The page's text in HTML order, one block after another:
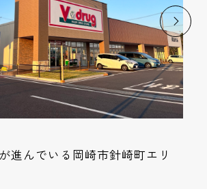
進んでいる岡崎市針崎町エリ